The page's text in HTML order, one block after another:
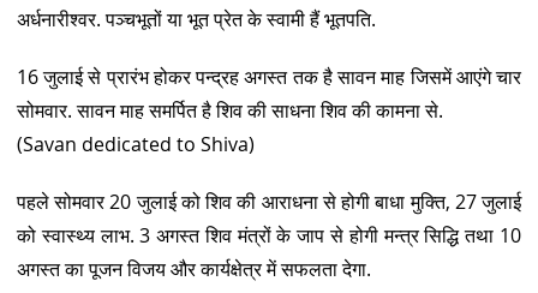
अर्धनारीश्वर. पञ्चभूतों या भूत प्रेत के स्वामी हैं भूतपति.
16 जुलाई से प्रारंभ होकर पन्द्रह अगस्त तक है सावन माह जिसमें आएंगे चार
सोमवार. सावन माह समर्पित है शिव की साधना शिव की कामना से.
(Savan dedicated to Shiva)
पहले सोमवार 20 जुलाई को शिव की आराधना से होगी बाधा मुक्ति, 27 जुलाई
को स्वास्थ्य लाभ. 3 अगस्त शिव मंत्रों के जाप से होगी मन्त्र सिद्धि तथा 10
अगस्त का पूजन विजय और कार्यक्षेत्र में सफलता देगा.